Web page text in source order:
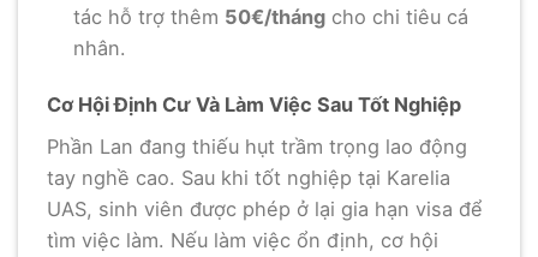
tác hỗ trợ thêm 50€/thángcho chi tiêu cá
nhân.
Cơ Hội Định Cư Và Làm Việc Sau Tốt Nghiệp
Phần Lan đang thiếu hụt trầm trọng lao động
tay nghề cao. Sau khi tốt nghiệp tại Karelia
UAS, sinh viên được phép ở lại gia hạn visa để
tìm việc làm. Nếu làm việc ổn định, cơ hội